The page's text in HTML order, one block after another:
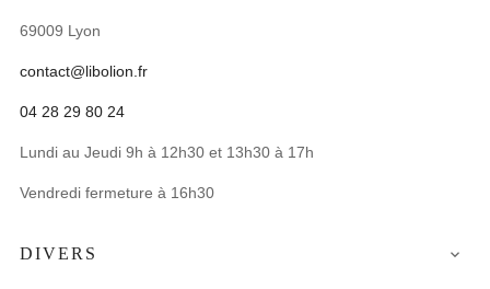
69009 Lyon
contact@libolion.fr
04 28 29 80 24
Lundi au Jeudi 9h à 12h30 et 13h30 à 17h
Vendredi fermeture à 16h30
DIVERS 